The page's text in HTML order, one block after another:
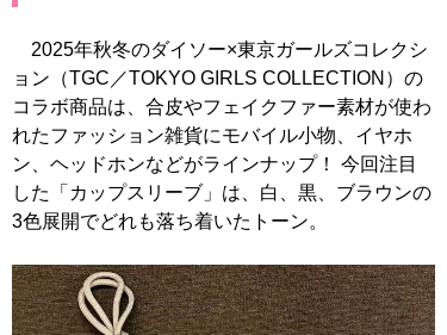
2025年秋冬のダイソー×東京ガールズコレクシ
ョン（TGC／TOKYO GIRLS COLLECTION）の
コラボ商品は、合皮やフェイクファー素材が使わ
れたファッション雑貨にモバイル小物、イヤホ
ン、ヘッドホンなどがラインナップ！ 今回注目
した「カップスリーブ」は、白、黒、ブラウンの
3色展開でどれも落ち着いたトーン。